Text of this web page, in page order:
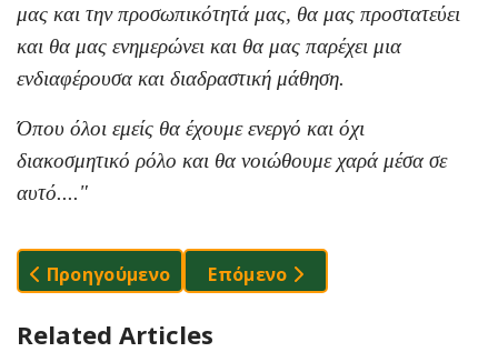
μας και την προσωπικότητά μας, θα μας προστατεύει
και θα μας ενημερώνει και θα μας παρέχει μια
ενδιαφέρουσα και διαδραστική μάθηση.
Όπου όλοι εμείς θα έχουμε ενεργό και όχι
διακοσμητικό ρόλο και θα νοιώθουμε χαρά μέσα σε
αυτό...."
Προηγούμενο Άρθρο: Συναντήσεις Της
Προηγούμενο Επόμενο Άρθρο: Μαθητική
Επόμενο
Related Articles